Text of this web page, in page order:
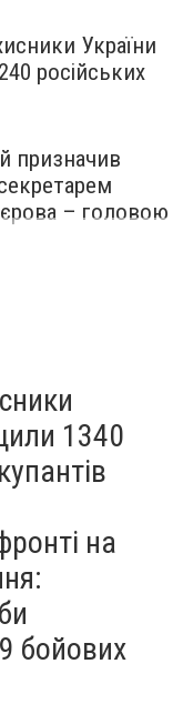
України
російських
призначив
– головою
1340
на
бойових